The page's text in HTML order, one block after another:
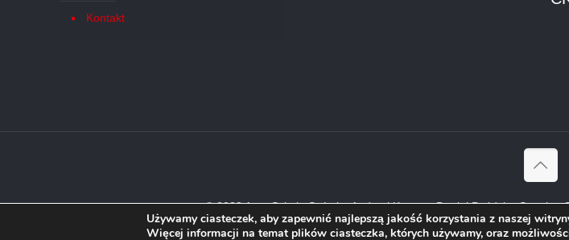
Kontakt
© 2023 Auto Szkoła Szóstka Andrzej Kryszyn Daniel Paździor
Polityka
Używamy ciasteczek, aby zapewnić najlepszą jakość korzystania z naszej
Więcej informacji na temat plików ciasteczka, których używamy, oraz